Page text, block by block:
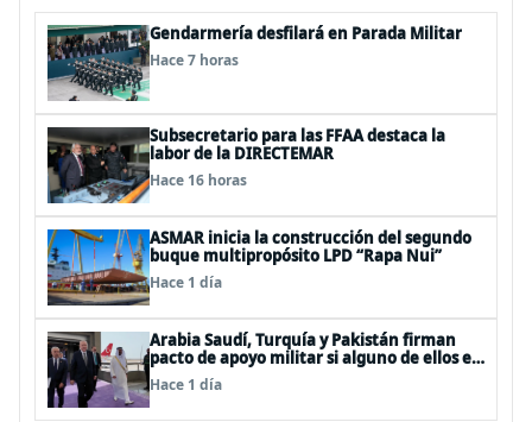
Gendarmería desfilará en Parada Militar
Hace 7 horas
Subsecretario para las FFAA destaca la
labor de la DIRECTEMAR
Hace 16 horas
ASMAR inicia la construcción del segundo
buque multipropósito LPD “Rapa Nui”
Hace 1 día
Arabia Saudí, Turquía y Pakistán firman
pacto de apoyo militar si alguno de ellos es
atacado
Hace 1 día